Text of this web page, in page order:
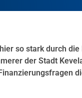
so stark durch
der Stadt